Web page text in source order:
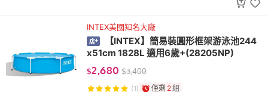
INTEX美國知名大廠
【INTEX】簡易裝圓形框架游泳池244
x51cm 1828L 適用6歲+(28205NP)
$2,680 $3,400
(1) 僅剩 2組